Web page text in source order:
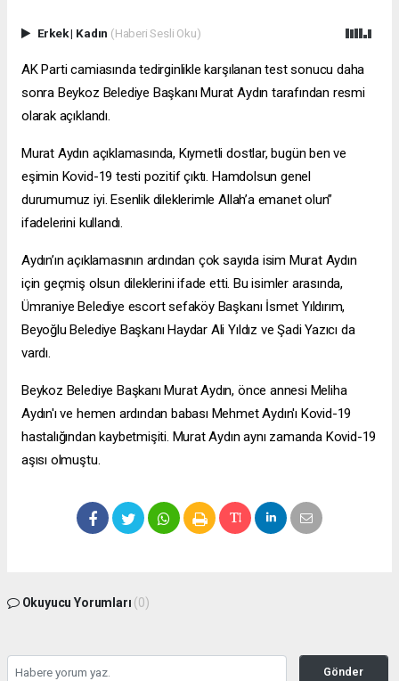
Erkek| Kadın (Haberi Sesli Oku)
AK Parti camiasında tedirginlikle karşılanan test sonucu daha
sonra Beykoz Belediye Başkanı Murat Aydın tarafından resmi
olarak açıklandı.
Murat Aydın açıklamasında, Kıymetli dostlar, bugün ben ve
eşimin Kovid-19 testi pozitif çıktı. Hamdolsun genel
durumumuz iyi. Esenlik dileklerimle Allah’a emanet olun”
ifadelerini kullandı.
Aydın’ın açıklamasının ardından çok sayıda isim Murat Aydın
için geçmiş olsun dileklerini ifade etti. Bu isimler arasında,
Ümraniye Belediye escort sefaköyBaşkanı İsmet Yıldırım,
Beyoğlu Belediye Başkanı Haydar Ali Yıldız ve Şadi Yazıcı da
vardı.
Beykoz Belediye Başkanı Murat Aydın, önce annesi Meliha
Aydın'ı ve hemen ardından babası Mehmet Aydın'ı Kovid-19
hastalığından kaybetmişiti. Murat Aydın aynı zamanda Kovid-19
aşısı olmuştu.
Okuyucu Yorumları (0)
Gönder